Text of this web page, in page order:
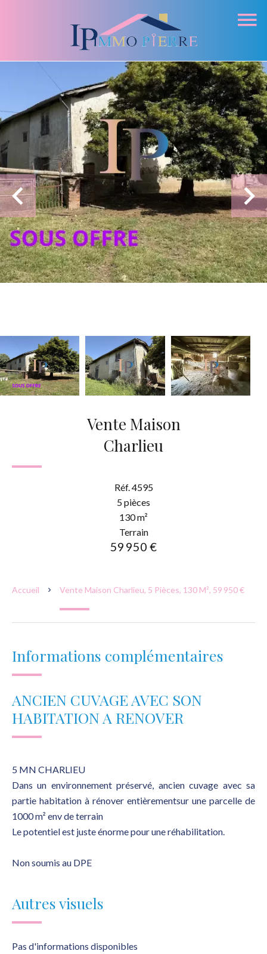
Vente Maison
Charlieu
Réf. 4595
5 pièces
130 m²
Terrain
59 950 €
Accueil Vente Maison Charlieu, 5 Pièces, 130 M², 59 950 €
Informations complémentaires
ANCIEN CUVAGE AVEC SON
HABITATION A RENOVER
5 MN CHARLIEU
Dans un environnement préservé, ancien cuvage avec sa
partie habitation à rénover entièrementsur une parcelle de
1000 m² env de terrain
Le potentiel est juste énorme pour une réhabilitation.
Non soumis au DPE
Autres visuels
Pas d'informations disponibles